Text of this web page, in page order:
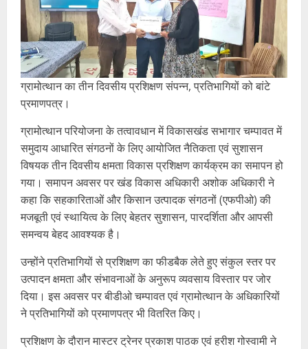
ग्रामोत्थान का तीन दिवसीय प्रशिक्षण संपन्न, प्रतिभागियों को बांटे
प्रमाणपत्र।
ग्रामोत्थान परियोजना के तत्वावधान में विकासखंड सभागार चम्पावत में
समुदाय आधारित संगठनों के लिए आयोजित नैतिकता एवं सुशासन
विषयक तीन दिवसीय क्षमता विकास प्रशिक्षण कार्यक्रम का समापन हो
गया। समापन अवसर पर खंड विकास अधिकारी अशोक अधिकारी ने
कहा कि सहकारिताओं और किसान उत्पादक संगठनों (एफपीओ) की
मजबूती एवं स्थायित्व के लिए बेहतर सुशासन, पारदर्शिता और आपसी
समन्वय बेहद आवश्यक है।
उन्होंने प्रतिभागियों से प्रशिक्षण का फीडबैक लेते हुए संकुल स्तर पर
उत्पादन क्षमता और संभावनाओं के अनुरूप व्यवसाय विस्तार पर जोर
दिया। इस अवसर पर बीडीओ चम्पावत एवं ग्रामोत्थान के अधिकारियों
ने प्रतिभागियों को प्रमाणपत्र भी वितरित किए।
प्रशिक्षण के दौरान मास्टर ट्रेनर प्रकाश पाठक एवं हरीश गोस्वामी ने